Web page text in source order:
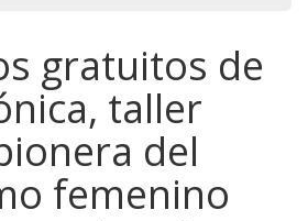
gratuitos de
taller
del
femenino